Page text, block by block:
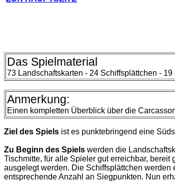
Das Spielmaterial
73 Landschaftskarten - 24 Schiffsplättchen -
Anmerkung:
Einen kompletten Überblick über die
Ziel des Spiels ist es punktebringend eine
Zu Beginn des Spiels werden die
Tischmitte, für alle Spieler gut erreichbar,
ausgelegt werden. Die Schiffsplättchen
entsprechende Anzahl an Siegpunkten. Nun